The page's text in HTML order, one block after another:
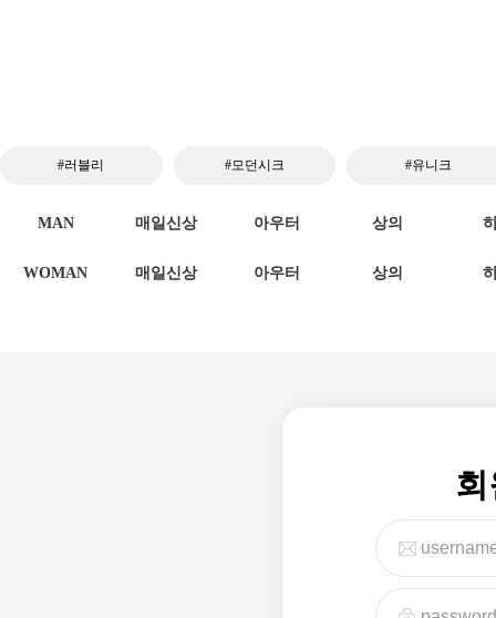
#러블리 #모던시크 #유니크
MAN 매일신상 아우터 상의
WOMAN 매일신상 아우터 상의